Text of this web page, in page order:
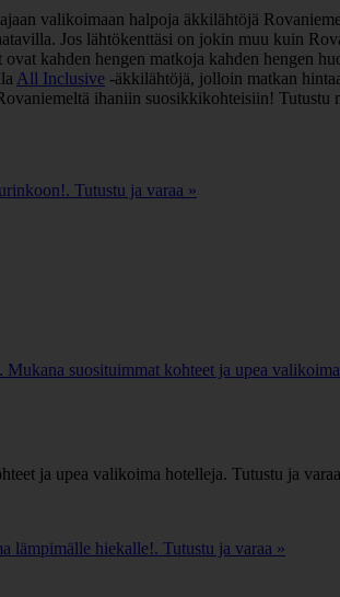
valikoimaan halpoja äkkilähtöjä
Jos lähtökenttäsi on jokin muu kuin
kahden hengen matkoja kahden hengen
All Inclusive -äkkilähtöjä, jolloin matkan
ihaniin suosikkikohteisiin! Tutustu
Tutustu ja varaa »
suosituimmat kohteet ja upea
ja upea valikoima hotelleja. Tutustu ja
lämpimälle hiekalle!. Tutustu ja varaa »